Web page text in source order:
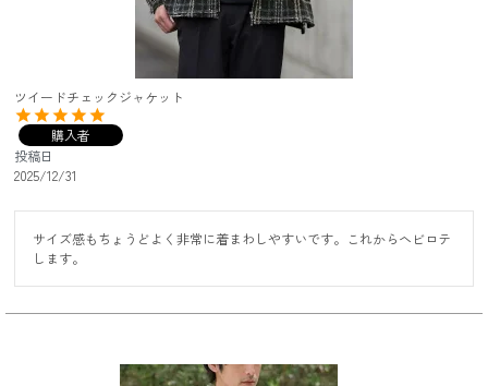
ツイードチェックジャケット
購入者
投稿日
2025/12/31
サイズ感もちょうどよく非常に着まわしやすいです。これからヘビロテ
します。